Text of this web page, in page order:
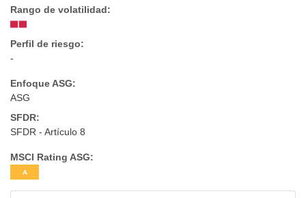
Rango de volatilidad:
Perfil de riesgo:
-
Enfoque ASG:
ASG
SFDR:
SFDR - Artículo 8
MSCI Rating ASG:
A